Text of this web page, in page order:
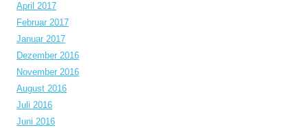
April 2017
Februar 2017
Januar 2017
Dezember 2016
November 2016
August 2016
Juli 2016
Juni 2016